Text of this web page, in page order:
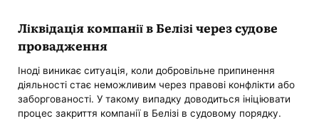
Ліквідація компанії в Белізі через судове
провадження
Іноді виникає ситуація, коли добровільне припинення
діяльності стає неможливим через правові конфлікти або
заборгованості. У такому випадку доводиться ініціювати
процес закриття компанії в Белізі в судовому порядку.